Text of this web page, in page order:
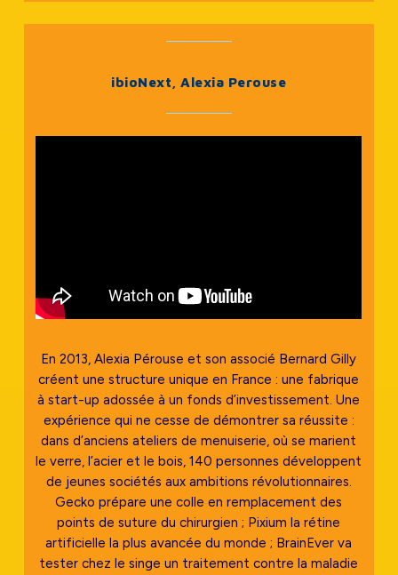
ibioNext, Alexia Perouse
En 2013, Alexia Pérouse et son associé Bernard Gilly
créent une structure unique en France : une fabrique
à start-up adossée à un fonds d’investissement. Une
expérience qui ne cesse de démontrer sa réussite :
dans d’anciens ateliers de menuiserie, où se marient
le verre, l’acier et le bois, 140 personnes développent
de jeunes sociétés aux ambitions révolutionnaires.
Gecko prépare une colle en remplacement des
points de suture du chirurgien ; Pixium la rétine
artificielle la plus avancée du monde ; BrainEver va
tester chez le singe un traitement contre la maladie